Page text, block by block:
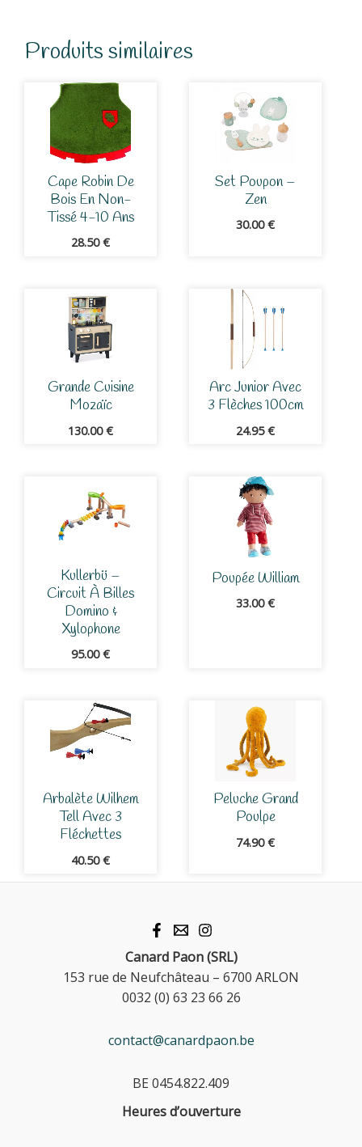
Produits similaires
Cape Robin De
Bois En Non-
Tissé 4-10 Ans
28.50€
Set Poupon –
Zen
30.00€
Grande Cuisine
Mozaïc
130.00€
Arc Junior Avec
3 Flèches 100cm
24.95€
Kullerbü –
Circuit À Billes
Domino &
Xylophone
95.00€
Poupée William
33.00€
Arbalète Wilhem
Tell Avec 3
Fléchettes
40.50€
Peluche Grand
Poulpe
74.90€
Canard Paon (SRL)
153 rue de Neufchâteau – 6700 ARLON
0032 (0) 63 23 66 26
contact@canardpaon.be
BE 0454.822.409
Heures d’ouverture